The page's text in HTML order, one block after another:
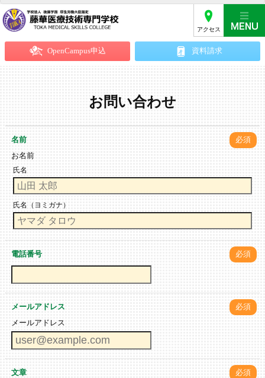
アクセス
OpenCampus申込 資料請求
お問い合わせ
名前
必須
お名前
氏名
氏名（ヨミガナ）
電話番号 必須
メールアドレス
必須
メールアドレス
文章
必須